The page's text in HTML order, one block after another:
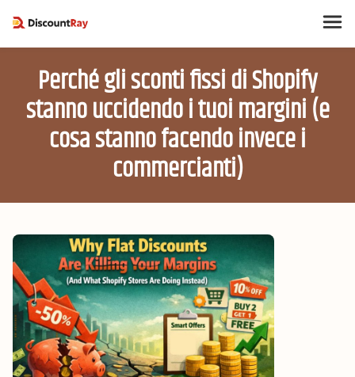
Perché gli sconti fissi di Shopify
stanno uccidendo i tuoi margini (e
cosa stanno facendo invece i
commercianti)